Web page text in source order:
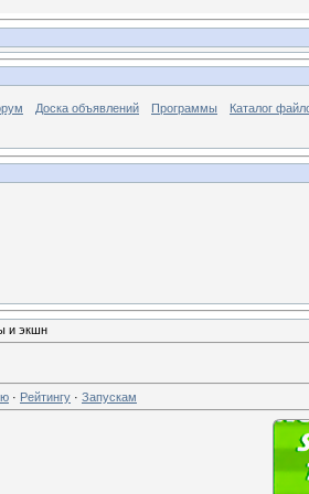
Доска объявлений Программы Каталог
и экшн
· Рейтингу · Запускам